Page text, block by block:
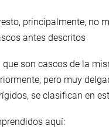
principalmente, no
antes descritos
que son cascos de la
pero muy
se clasifican en
aquí: